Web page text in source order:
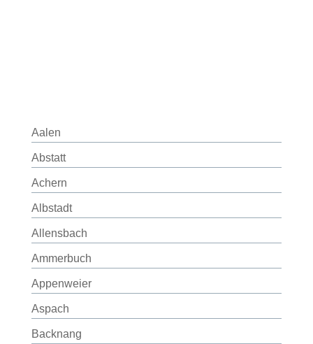
Aalen
Abstatt
Achern
Albstadt
Allensbach
Ammerbuch
Appenweier
Aspach
Backnang